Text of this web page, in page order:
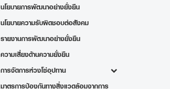
นโยบายการพัฒนาอย่างยั่งยืน
นโยบายความรับผิดชอบต่อสังคม
รายงานการพัฒนาอย่างยั่งยืน
ความเสี่ยงด้านความยั่งยืน
การจัดการห่วงโซ่อุปทาน
มาตรการป้องกันทางสิ่งแวดล้อมจากการ